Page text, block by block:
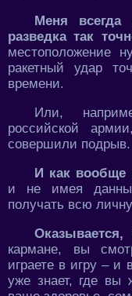
Меня всегда
разведка так
местоположение
ракетный удар
времени.
Или,
российской
совершили подрыв.
И как вообще
и не имея
получать всю
кармане, вы
играете в игру – и
уже знает, где вы